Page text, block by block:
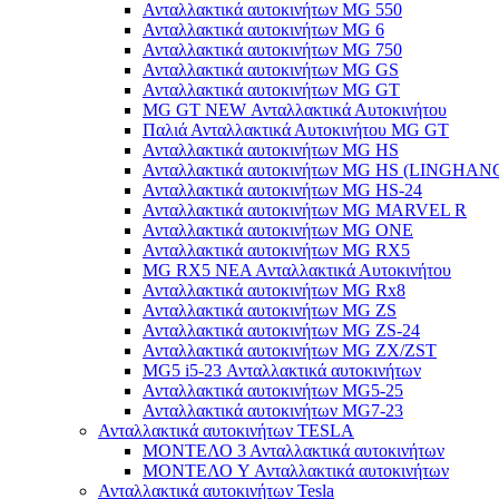
Ανταλλακτικά αυτοκινήτων MG 550
Ανταλλακτικά αυτοκινήτων MG 6
Ανταλλακτικά αυτοκινήτων MG 750
Ανταλλακτικά αυτοκινήτων MG GS
Ανταλλακτικά αυτοκινήτων MG GT
MG GT NEW Ανταλλακτικά Αυτοκινήτου
Παλιά Ανταλλακτικά Αυτοκινήτου MG GT
Ανταλλακτικά αυτοκινήτων MG HS
Ανταλλακτικά αυτοκινήτων MG HS
Ανταλλακτικά αυτοκινήτων MG HS-24
Ανταλλακτικά αυτοκινήτων MG MARVEL R
Ανταλλακτικά αυτοκινήτων MG ONE
Ανταλλακτικά αυτοκινήτων MG RX5
MG RX5 ΝΕΑ Ανταλλακτικά Αυτοκινήτου
Ανταλλακτικά αυτοκινήτων MG Rx8
Ανταλλακτικά αυτοκινήτων MG ZS
Ανταλλακτικά αυτοκινήτων MG ZS-24
Ανταλλακτικά αυτοκινήτων MG ZX/ZST
MG5 i5-23 Ανταλλακτικά αυτοκινήτων
Ανταλλακτικά αυτοκινήτων MG5-25
Ανταλλακτικά αυτοκινήτων MG7-23
Ανταλλακτικά αυτοκινήτων TESLA
ΜΟΝΤΕΛΟ 3 Ανταλλακτικά αυτοκινήτων
ΜΟΝΤΕΛΟ Y Ανταλλακτικά αυτοκινήτων
Ανταλλακτικά αυτοκινήτων Tesla